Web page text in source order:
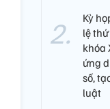
Kỳ
lệ
khóa
ứng
số,
luật